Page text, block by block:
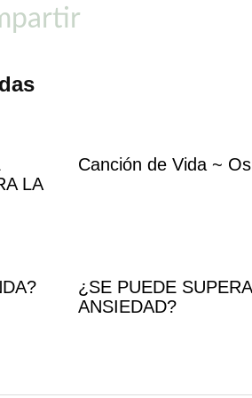
LA
Canción de Vida ~
¿SE PUEDE
ANSIEDAD?